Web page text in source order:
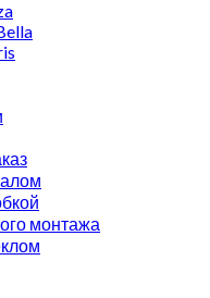
монтажа